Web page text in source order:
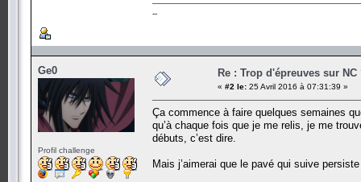
--
Ge0
Profil challenge
Re : Trop d'épreuves sur NC
« #2 le: 25 Avril 2016 à 07:31:39 »
Ça commence à faire quelques semaines
qu’à chaque fois que je me relis, je me
débuts, c’est dire.
Mais j’aimerai que le pavé qui suive